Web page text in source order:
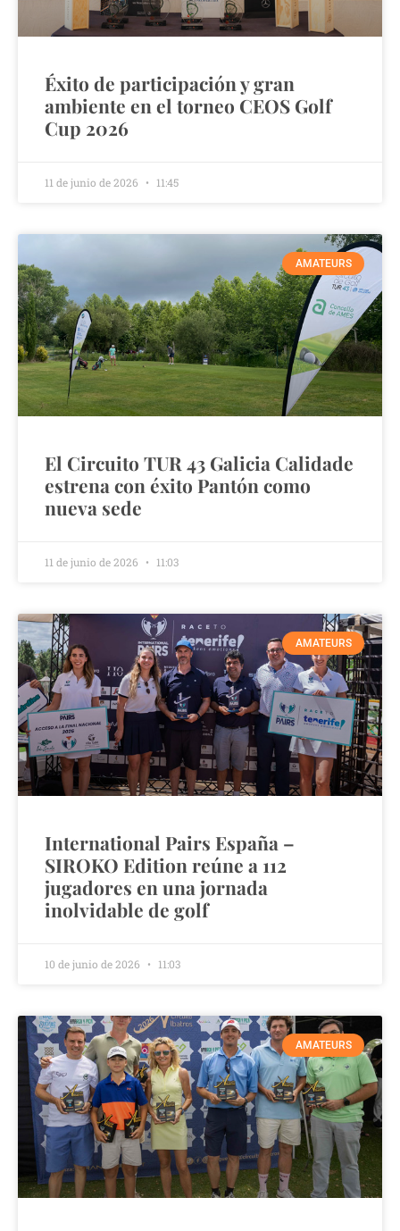
Éxito de participación y gran
ambiente en el torneo CEOS Golf
Cup 2026
11 de junio de 2026 11:45
AMATEURS
El Circuito TUR 43 Galicia Calidade
estrena con éxito Pantón como
nueva sede
11 de junio de 2026 11:03
AMATEURS
International Pairs España –
SIROKO Edition reúne a 112
jugadores en una jornada
inolvidable de golf
10 de junio de 2026 11:03
AMATEURS